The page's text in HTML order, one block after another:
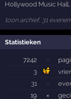
Hollywood Music Hall,
toon archief, 31
Statistieken
7242 ·
3
31
·
19
×